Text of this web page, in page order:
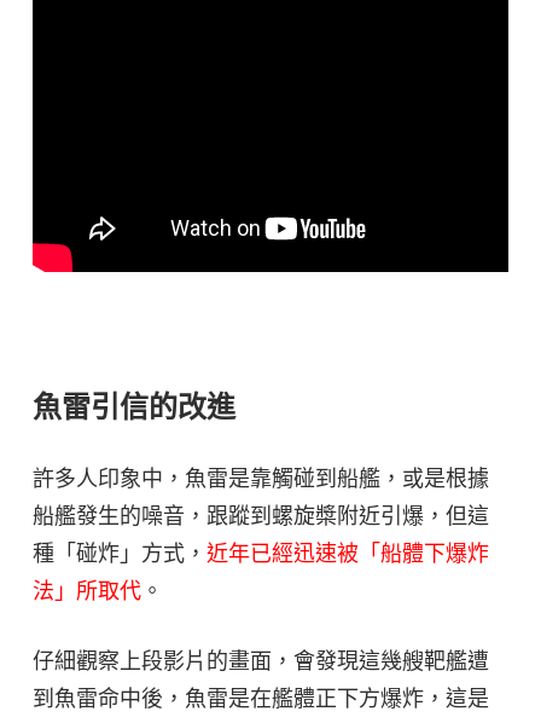
魚雷引信的改進
許多人印象中，魚雷是靠觸碰到船艦，或是根據
船艦發生的噪音，跟蹤到螺旋槳附近引爆，但這
種「碰炸」方式， 近年已經迅速被「船體下爆炸
法」所取代 。
仔細觀察上段影片的畫面，會發現這幾艘靶艦遭
到魚雷命中後，魚雷是在艦體正下方爆炸，這是